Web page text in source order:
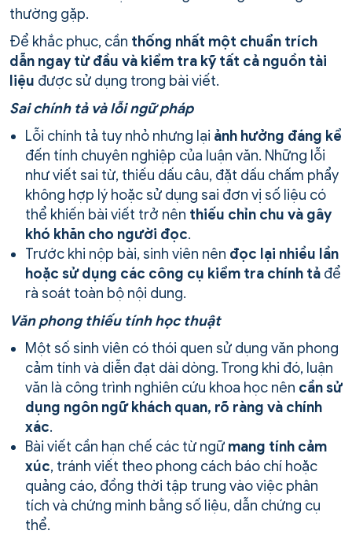
thường gặp.
Để khắc phục, cần thống nhất một chuẩn trích
dẫn ngay từ đầu và kiểm tra kỹ tất cả nguồn tài
liệu được sử dụng trong bài viết.
Sai chính tả và lỗi ngữ pháp
Lỗi chính tả tuy nhỏ nhưng lại ảnh hưởng đáng kể
đến tính chuyên nghiệp của luận văn. Những lỗi
như viết sai từ, thiếu dấu câu, đặt dấu chấm phẩy
không hợp lý hoặc sử dụng sai đơn vị số liệu có
thể khiến bài viết trở nên thiếu chỉn chu và gây
khó khăn cho người đọc.
Trước khi nộp bài, sinh viên nên đọc lại nhiều lần
hoặc sử dụng các công cụ kiểm tra chính tả để
rà soát toàn bộ nội dung.
Văn phong thiếu tính học thuật
Một số sinh viên có thói quen sử dụng văn phong
cảm tính và diễn đạt dài dòng. Trong khi đó, luận
văn là công trình nghiên cứu khoa học nên cần sử
dụng ngôn ngữ khách quan, rõ ràng và chính
xác.
Bài viết cần hạn chế các từ ngữ mang tính cảm
xúc, tránh viết theo phong cách báo chí hoặc
quảng cáo, đồng thời tập trung vào việc phân
tích và chứng minh bằng số liệu, dẫn chứng cụ
thể.